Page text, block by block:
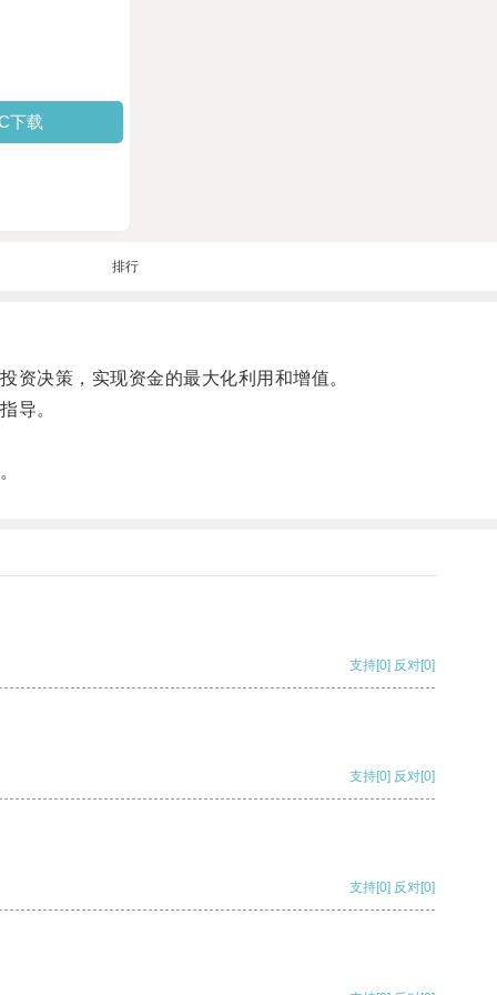
下载
排行
决策，实现资金的最大化利用和增值。
导。
支持[0] 反对[0]
支持[0] 反对[0]
支持[0] 反对[0]